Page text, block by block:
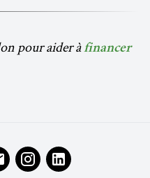
pour aider àfinancer